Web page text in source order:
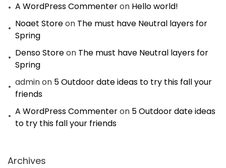
A WordPress Commenteron Hello world!
Noaet Storeon The must have Neutral layers for
Spring
Denso Storeon The must have Neutral layers for
Spring
adminon 5 Outdoor date ideas to try this fall your
friends
A WordPress Commenteron 5 Outdoor date ideas
to try this fall your friends
Archives